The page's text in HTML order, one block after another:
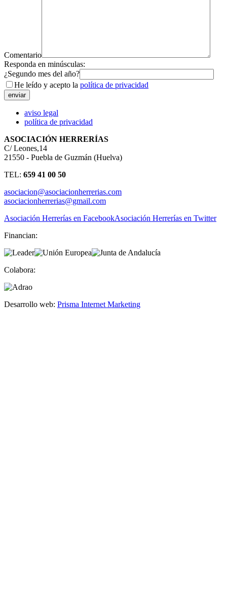
Comentario
Responda en minúsculas:
¿Segundo mes del año?
He leído y acepto la política de privacidad
aviso legal
política de privacidad
ASOCIACIÓN HERRERÍAS
C/ Leones,14
21550 - Puebla de Guzmán (Huelva)
TEL: 659 41 00 50
asociacion@asociacionherrerias.com
asociacionherrerias@gmail.com
Asociación Herrerías en FacebookAsociación Herrerías en Twitter
Financian:
Colabora:
Desarrollo web: Prisma Internet Marketing